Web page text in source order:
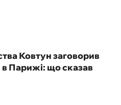
Ковтун заговорив
Парижі: що сказав